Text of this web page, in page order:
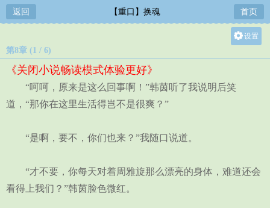
返回 【重口】换魂 首页
设置
第8章 (1 / 6)
《关闭小说畅读模式体验更好》
“呵呵，原来是这么回事啊！”韩茵听了我说明后笑
道，“那你在这里生活得岂不是很爽？”
“是啊，要不，你们也来？”我随口说道。
“才不要，你每天对着周雅旋那么漂亮的身体，难道还会
看得上我们？”韩茵脸色微红。